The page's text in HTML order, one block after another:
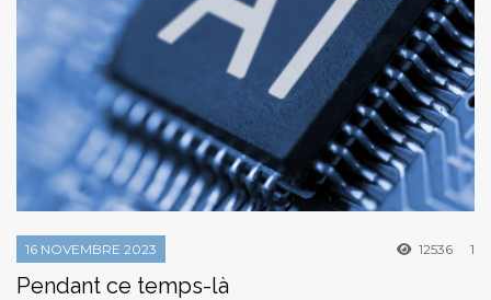
16 NOVEMBRE 2023 12536 1
Pendant ce temps-là